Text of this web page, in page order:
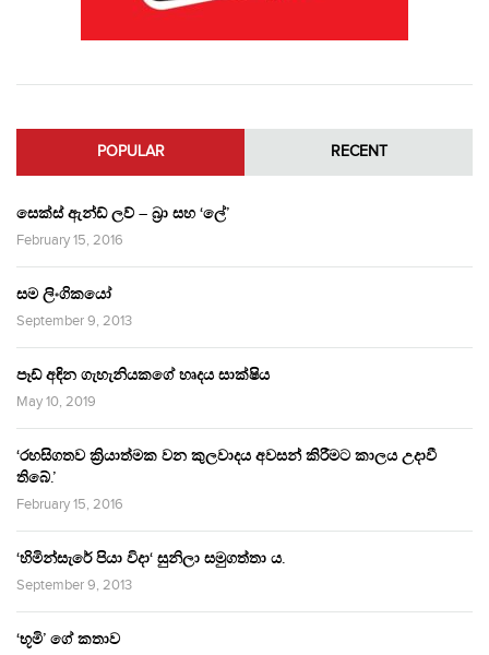
POPULAR RECENT
සෙක්ස් ඇන්ඩ් ලව් – බ්‍රා සහ ‘ලේ’
February 15, 2016
සම ලිංගිකයෝ
September 9, 2013
පෑඩ් අඳින ගැහැනියකගේ හෘදය සාක්ෂිය
May 10, 2019
‘රහසිගතව ක්‍රියාත්මක වන කුලවාදය අවසන් කිරීමට කාලය උදාවී
තිබේ.’
February 15, 2016
‘හිමින්සැරේ පියා විදා‘ සුනිලා සමුගත්තා ය.
September 9, 2013
‘භූමි’ ගේ කතාව